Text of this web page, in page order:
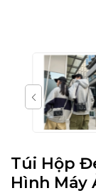
Túi Hộp
Hình Máy